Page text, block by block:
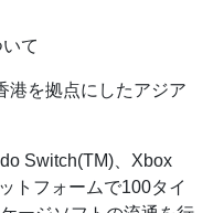
て
港を拠点にしたアジア
Switch(TM)、Xbox
トフォームで100タイ